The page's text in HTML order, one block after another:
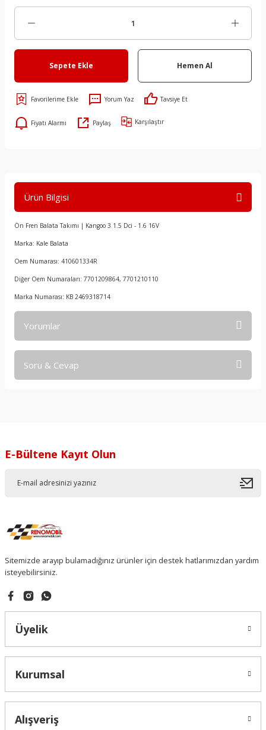
Sepete Ekle Hemen Al
Yorum Yaz Tavsiye Et
Fiyatı Alarmı Paylaş Karşılaştır
Ürün Bilgisi
Ön Fren Balata Takımı | Kangoo 3 1.5 Dci - 1.6 16V
Marka: Kale Balata
Oem Numarası: 410601334R
Diğer Oem Numaraları: 7701209864, 7701210110
Marka Numarası: KB 2469318714
Yorumlar
Soru & Cevap
E-Bültene Kayıt Olun
Sitemizde arayıp bulamadığınız ürünler için destek hatlarımızdan yardım
isteyebilirsiniz.
Üyelik
Kurumsal
Alışveriş